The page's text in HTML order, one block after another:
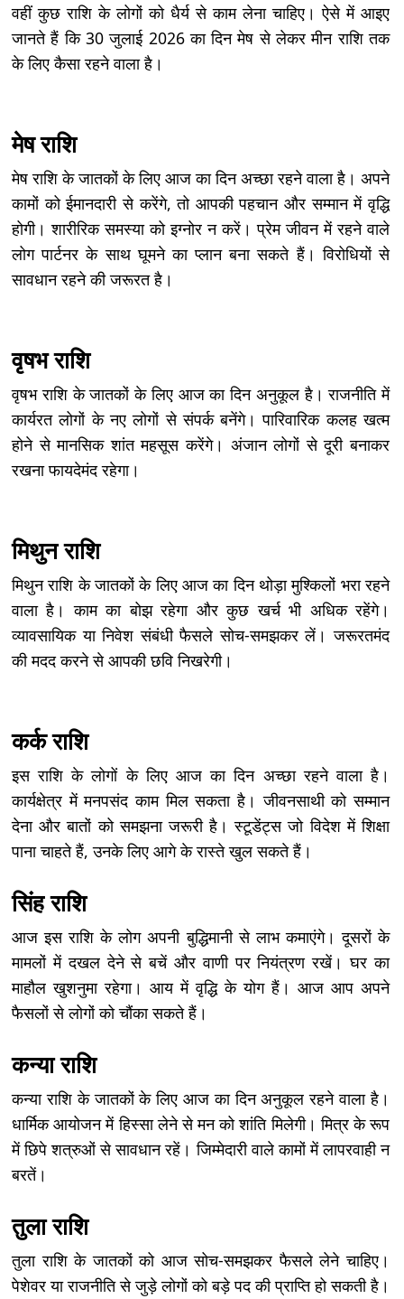
वहीं कुछ राशि के लोगों को धैर्य से काम लेना चाहिए। ऐसे में आइए
जानते हैं कि 30 जुलाई 2026 का दिन मेष से लेकर मीन राशि तक
के लिए कैसा रहने वाला है।
मेष राशि
मेष राशि के जातकों के लिए आज का दिन अच्छा रहने वाला है। अपने
कामों को ईमानदारी से करेंगे, तो आपकी पहचान और सम्मान में वृद्धि
होगी। शारीरिक समस्या को इग्नोर न करें। प्रेम जीवन में रहने वाले
लोग पार्टनर के साथ घूमने का प्लान बना सकते हैं। विरोधियों से
सावधान रहने की जरूरत है।
वृषभ राशि
वृषभ राशि के जातकों के लिए आज का दिन अनुकूल है। राजनीति में
कार्यरत लोगों के नए लोगों से संपर्क बनेंगे। पारिवारिक कलह खत्म
होने से मानसिक शांत महसूस करेंगे। अंजान लोगों से दूरी बनाकर
रखना फायदेमंद रहेगा।
मिथुन राशि
मिथुन राशि के जातकों के लिए आज का दिन थोड़ा मुश्किलों भरा रहने
वाला है। काम का बोझ रहेगा और कुछ खर्च भी अधिक रहेंगे।
व्यावसायिक या निवेश संबंधी फैसले सोच-समझकर लें। जरूरतमंद
की मदद करने से आपकी छवि निखरेगी।
कर्क राशि
इस राशि के लोगों के लिए आज का दिन अच्छा रहने वाला है।
कार्यक्षेत्र में मनपसंद काम मिल सकता है। जीवनसाथी को सम्मान
देना और बातों को समझना जरूरी है। स्टूडेंट्स जो विदेश में शिक्षा
पाना चाहते हैं, उनके लिए आगे के रास्ते खुल सकते हैं।
सिंह राशि
आज इस राशि के लोग अपनी बुद्धिमानी से लाभ कमाएंगे। दूसरों के
मामलों में दखल देने से बचें और वाणी पर नियंत्रण रखें। घर का
माहौल खुशनुमा रहेगा। आय में वृद्धि के योग हैं। आज आप अपने
फैसलों से लोगों को चौंका सकते हैं।
कन्या राशि
कन्या राशि के जातकों के लिए आज का दिन अनुकूल रहने वाला है।
धार्मिक आयोजन में हिस्सा लेने से मन को शांति मिलेगी। मित्र के रूप
में छिपे शत्रुओं से सावधान रहें। जिम्मेदारी वाले कामों में लापरवाही न
बरतें।
तुला राशि
तुला राशि के जातकों को आज सोच-समझकर फैसले लेने चाहिए।
पेशेवर या राजनीति से जुड़े लोगों को बड़े पद की प्राप्ति हो सकती है।